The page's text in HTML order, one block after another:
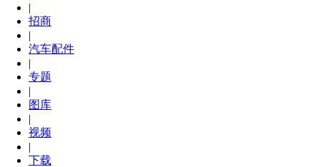
|
招商
|
汽车配件
|
专题
|
图库
|
视频
|
下载